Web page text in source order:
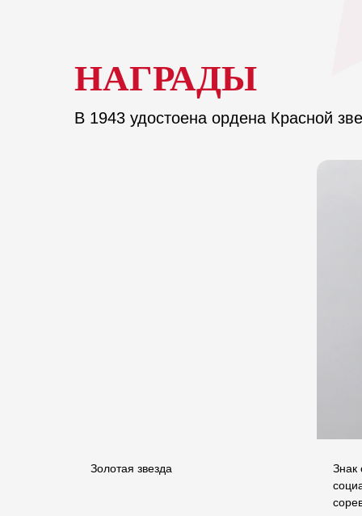
НАГРАДЫ
В 1943 удостоена ордена Красной
Золотая звезда
Знак